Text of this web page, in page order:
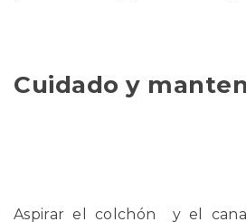
Cuidado y
Aspirar el colchón y el